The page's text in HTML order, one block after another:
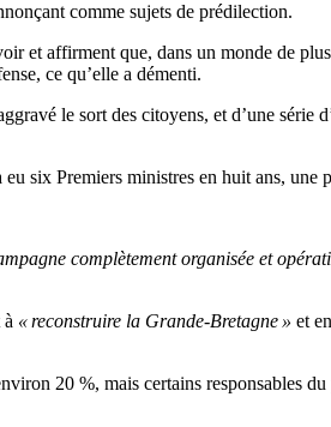
comme sujets de prédilection.
et affirment que, dans un monde de
ce qu’elle a démenti.
le sort des citoyens, et d’une série
six Premiers ministres en huit ans, une
complètement organisée et
« reconstruire la Grande-Bretagne » et
20 %, mais certains responsables